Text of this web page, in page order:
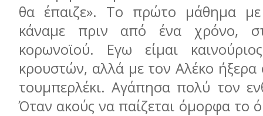
θα έπαιζε». Το πρώτο μάθημα
κάναμε πριν από ένα χρόνο,
κορωνοϊού. Εγω είμαι
κρουστών, αλλά με τον Αλέκο ήξερα
τουμπερλέκι. Αγάπησα πολύ τον
Όταν ακούς να παίζεται όμορφα το